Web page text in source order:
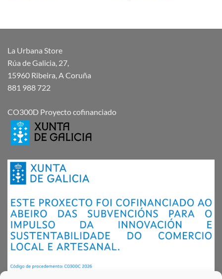
La Urbana Store
Rúa de Galicia, 27,
15960 Ribeira, A Coruña
881 988 722
CO300D Proyecto cofinanciado